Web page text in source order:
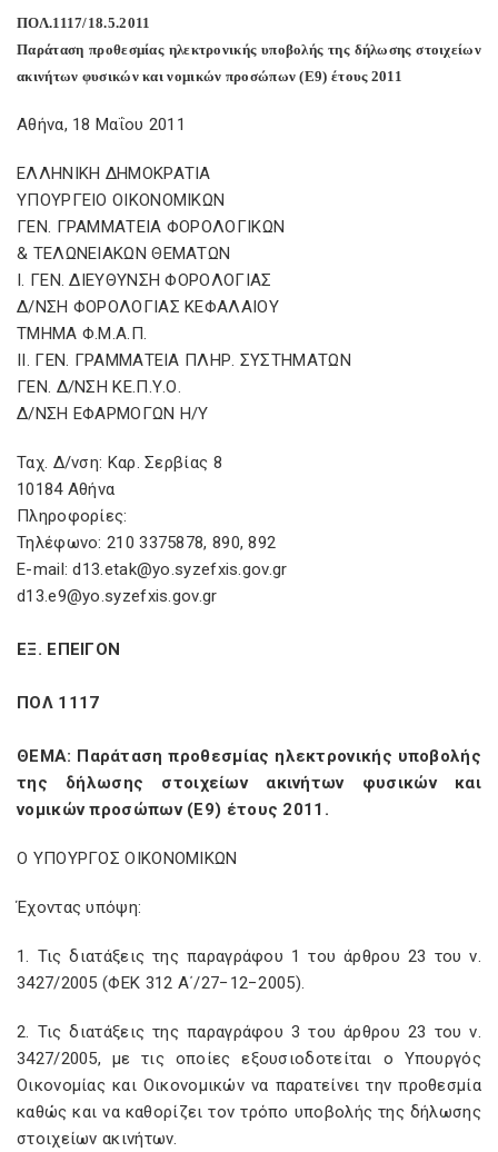
ΠΟΛ.1117/18.5.2011
Παράταση προθεσμίας ηλεκτρονικής υποβολής της δήλωσης στοιχείων
ακινήτων φυσικών και νομικών προσώπων (Ε9) έτους 2011
Αθήνα, 18 Μαΐου 2011
ΕΛΛΗΝΙΚΗ ΔΗΜΟΚΡΑΤΙΑ
ΥΠΟΥΡΓΕΙΟ ΟΙΚΟΝΟΜΙΚΩΝ
ΓΕΝ. ΓΡΑΜΜΑΤΕΙΑ ΦΟΡΟΛΟΓΙΚΩΝ
& ΤΕΛΩΝΕΙΑΚΩΝ ΘΕΜΑΤΩΝ
Ι. ΓΕΝ. ΔΙΕΥΘΥΝΣΗ ΦΟΡΟΛΟΓΙΑΣ
Δ/ΝΣΗ ΦΟΡΟΛΟΓΙΑΣ ΚΕΦΑΛΑΙΟΥ
ΤΜΗΜΑ Φ.Μ.Α.Π.
ΙΙ. ΓΕΝ. ΓΡΑΜΜΑΤΕΙΑ ΠΛΗΡ. ΣΥΣΤΗΜΑΤΩΝ
ΓΕΝ. Δ/ΝΣΗ ΚΕ.Π.Υ.Ο.
Δ/ΝΣΗ ΕΦΑΡΜΟΓΩΝ Η/Υ
Ταχ. Δ/νση: Καρ. Σερβίας 8
10184 Αθήνα
Πληροφορίες:
Τηλέφωνο: 210 3375878, 890, 892
E-mail: d13.etak@yo.syzefxis.gov.gr
d13.e9@yo.syzefxis.gov.gr
ΕΞ. ΕΠΕΙΓΟΝ
ΠΟΛ 1117
ΘΕΜΑ: Παράταση προθεσμίας ηλεκτρονικής υποβολής
της δήλωσης στοιχείων ακινήτων φυσικών και
νομικών προσώπων (Ε9) έτους 2011.
Ο ΥΠΟΥΡΓΟΣ ΟΙΚΟΝΟΜΙΚΩΝ
Έχοντας υπόψη:
1. Τις διατάξεις της παραγράφου 1 του άρθρου 23 του ν.
3427/2005 (ΦΕΚ 312 Α΄/27−12−2005).
2. Τις διατάξεις της παραγράφου 3 του άρθρου 23 του ν.
3427/2005, με τις οποίες εξουσιοδοτείται ο Υπουργός
Οικονομίας και Οικονομικών να παρατείνει την προθεσμία
καθώς και να καθορίζει τον τρόπο υποβολής της δήλωσης
στοιχείων ακινήτων.